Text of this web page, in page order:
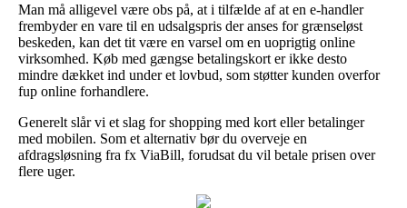
Man må alligevel være obs på, at i tilfælde af at en e-handler
frembyder en vare til en udsalgspris der anses for grænseløst
beskeden, kan det tit være en varsel om en uoprigtig online
virksomhed. Køb med gængse betalingskort er ikke desto
mindre dækket ind under et lovbud, som støtter kunden overfor
fup online forhandlere.
Generelt slår vi et slag for shopping med kort eller betalinger
med mobilen. Som et alternativ bør du overveje en
afdragsløsning fra fx ViaBill, forudsat du vil betale prisen over
flere uger.